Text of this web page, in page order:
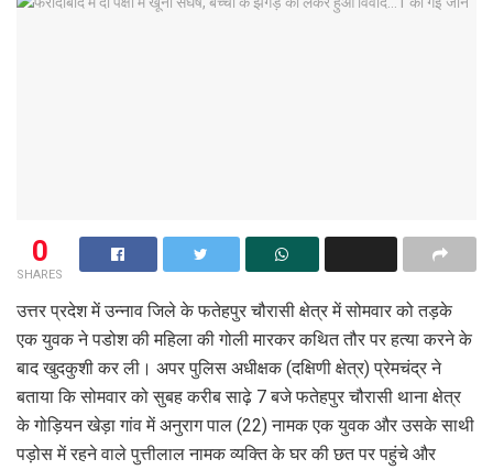
0
SHARES
उत्तर प्रदेश में उन्नाव जिले के फतेहपुर चौरासी क्षेत्र में सोमवार को तड़के
एक युवक ने पडोश की महिला की गोली मारकर कथित तौर पर हत्या करने के
बाद खुदकुशी कर ली। अपर पुलिस अधीक्षक (दक्षिणी क्षेत्र) प्रेमचंद्र ने
बताया कि सोमवार को सुबह करीब साढ़े 7 बजे फतेहपुर चौरासी थाना क्षेत्र
के गोड़ियन खेड़ा गांव में अनुराग पाल (22) नामक एक युवक और उसके साथी
पड़ोस में रहने वाले पुत्तीलाल नामक व्यक्ति के घर की छत पर पहुंचे और